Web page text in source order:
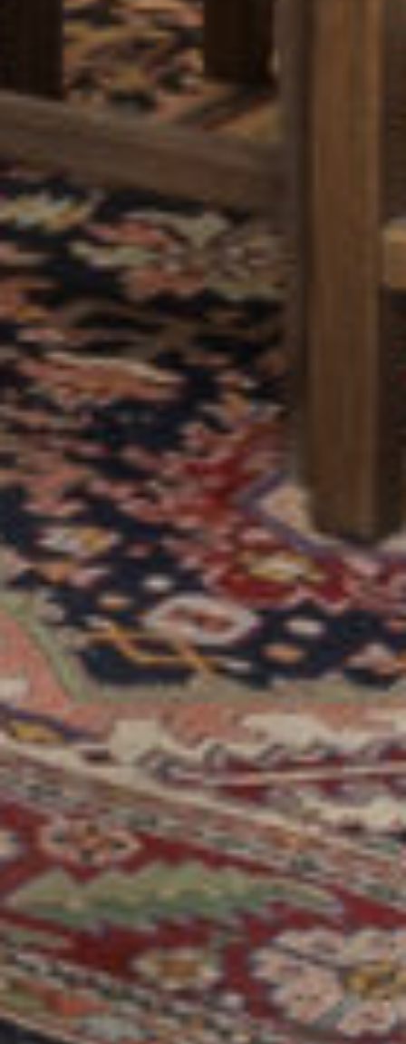
m2.
Buiten: fijn terras met levendig uitzicht aan de
voorzijde, openslaande deuren naar patio-terras
op het zuiden, eigen overdekte parkeerplaats en
fietsenberging.
Bijzonderheden:
• Onverwachts groot vier kamer appartement
aan het Prins Hendrikkanaal;
• Separate werk-/hobbykamer aanwezig;
• Beveiligd entree, lift in het complex is
aanwezig;
• Gelegen op de 1e etage met ruim en
vriendelijk uitzicht;
• Goed formaat zonnig balkon op het zuiden met
Portugese plavuizen en twee windschermen;
• Overdekte vaste parkeerplaats en
fietsenberging;
• Winkels, strand en Boulevard zijn op
loopafstand gelegen;
• Servicekosten appartement bedraagt € 387,-
per maand;
• Servicekosten parkeerplaats bedraagt € 51,-
per maand;
• Geheel v.v. dubbel glas en gunstig energielabel
A.
Wilt u ook wonen in het directe centrum en op
loopafstand van de winkels en het strand?
Representatief vier kamer appartement met
openslaande deuren naar zonnig patio-terras
voor een lange woonperiode. Neem contact met
ons op voor een vrijblijvende
bezichtigingsafspraak ter plaatse.